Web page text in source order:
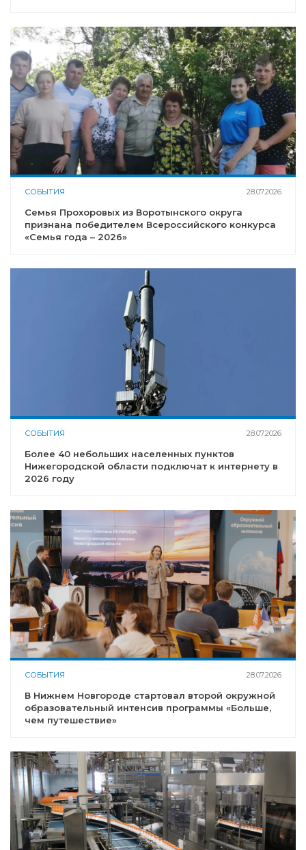
СОБЫТИЯ 28.07.2026
Семья Прохоровых из Воротынского округа
признана победителем Всероссийского конкурса
«Семья года – 2026»
СОБЫТИЯ 28.07.2026
Более 40 небольших населенных пунктов
Нижегородской области подключат к интернету в
2026 году
СОБЫТИЯ 28.07.2026
В Нижнем Новгороде стартовал второй окружной
образовательный интенсив программы «Больше,
чем путешествие»